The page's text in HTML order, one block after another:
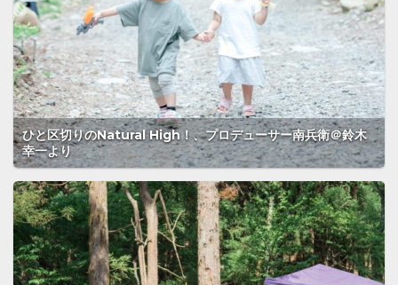
ひと区切りのNatural High！、プロデューサー南兵衛＠鈴木
幸一より